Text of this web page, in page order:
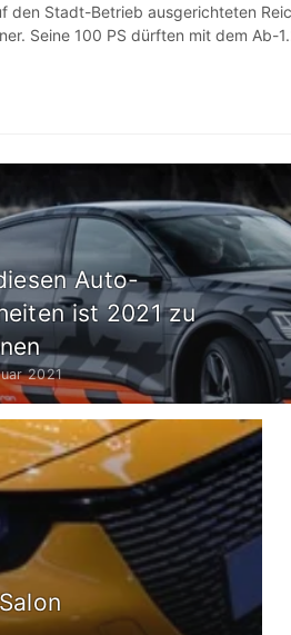
den Stadt-Betrieb ausgerichteten
Seine 100 PS dürften mit dem Ab-
Auto-
ist 2021 zu
2021